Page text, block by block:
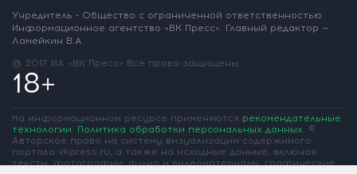
Учредитель - Общество с ограниченной ответственностью
Информационное агентство «ВК Пресс». Главный редактор —
Ламейкин В.А.
@ 2017 ИА «ВК Пресс» Все права защищены
18+
На информационном ресурсе применяются рекомендательные
технологии. Политика обработки персональных данных. ©
Авторское право на систему визуализации содержимого
портала vkpress.ru, а также на исходные данные, включая
тексты, фотографии, аудио и видеоматериалы, графические